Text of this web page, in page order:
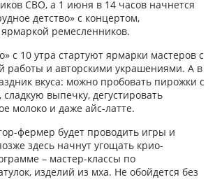
СВО, а 1 июня в 14 часов начнется
детство» с концертом,
ремесленников.
с 10 утра стартуют ярмарки мастеров с
работы и авторскими украшениями. А в
вкуса: можно пробовать пирожки с
выпечку, дегустировать
молоко и даже айс-латте.
фермер будет проводить игры и
здесь начнут угощать крио-
– мастер-классы по
изделий из мха. Не обойдется без